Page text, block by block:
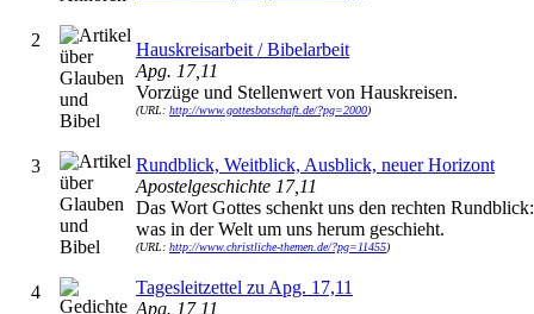
2
Hauskreisarbeit / Bibelarbeit
Apg. 17,11
Vorzüge und Stellenwert von Hauskreisen.
(URL: http://www.gottesbotschaft.de/?pg=2000)
3
Rundblick, Weitblick, Ausblick, neuer Horizont
Apostelgeschichte 17,11
Das Wort Gottes schenkt uns den rechten
was in der Welt um uns herum geschieht.
(URL: http://www.christliche-themen.de/?pg=11455)
4
Tagesleitzettel zu Apg. 17,11
Apg. 17,11